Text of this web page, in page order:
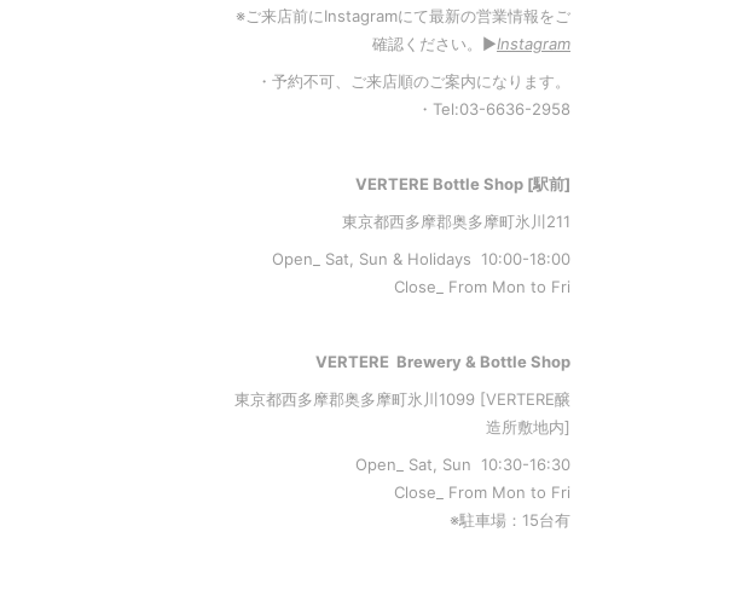
※ご来店前にInstagramにて最新の営業情報をご
確認ください。▶︎Instagram
・予約不可、ご来店順のご案内になります。
・Tel:03-6636-2958
VERTERE Bottle Shop [駅前]
東京都西多摩郡奥多摩町氷川211
Open_ Sat, Sun & Holidays 10:00-18:00
Close_ From Mon to Fri
VERTERE Brewery & Bottle Shop
東京都西多摩郡奥多摩町氷川1099 [VERTERE醸
造所敷地内]
Open_ Sat, Sun 10:30-16:30
Close_ From Mon to Fri
※駐車場：15台有